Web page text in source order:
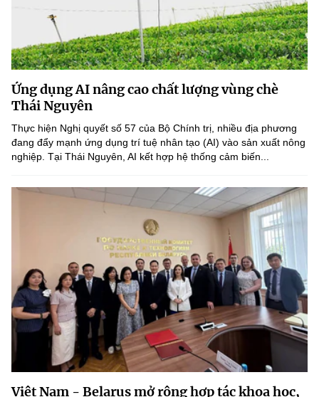
Ứng dụng AI nâng cao chất lượng vùng chè
Thái Nguyên
Thực hiện Nghị quyết số 57 của Bộ Chính trị, nhiều địa phương
đang đẩy mạnh ứng dụng trí tuệ nhân tạo (AI) vào sản xuất nông
nghiệp. Tại Thái Nguyên, AI kết hợp hệ thống cảm biến...
Việt Nam - Belarus mở rộng hợp tác khoa học,